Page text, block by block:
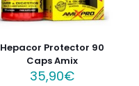
Hepacor Protector 90
Caps Amix
35,90€